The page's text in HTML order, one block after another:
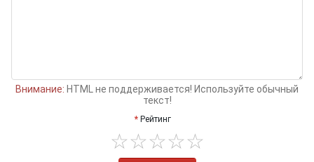
Внимание: HTML не поддерживается! Используйте обычный
текст!
Рейтинг